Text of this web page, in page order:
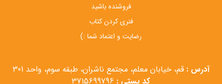
فروشنده باشید
فنری کردن کتاب
رضایت و اعتماد شما :)
آدرس : قم، خیابان معلم، مجتمع ناشران، طبقه سوم، واحد 301
کد پستی :